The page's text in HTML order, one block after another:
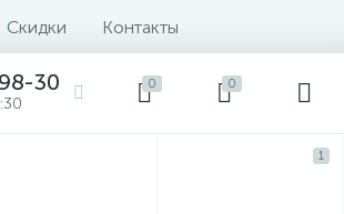
Скидки Контакты
30 0 0
1